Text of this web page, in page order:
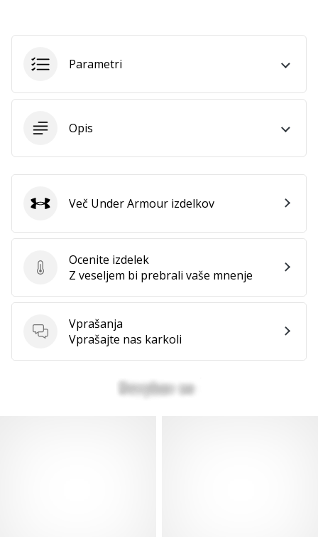
Parametri
Opis
Ocenite izdelek
Ocenite izdelek
Z veseljem bi prebrali vaše mnenje
Vprašanja
Vprašanja
Vprašajte nas karkoli
Under Armour
Več Under Armour izdelkov